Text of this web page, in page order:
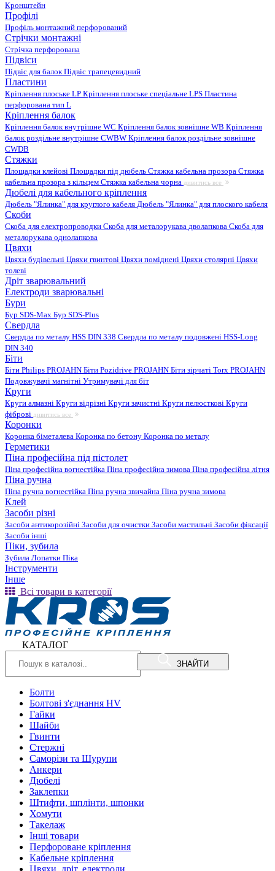
Кронштейн
Профілі
Профіль монтажний перфорований
Стрічки монтажні
Стрічка перфорована
Підвіси
Підвіс для балокПідвіс трапецевидний
Пластини
Кріплення плоське LP Кріплення плоське спеціальне LPS Пластина
перфорована тип L
Кріплення балок
Кріплення балок внутрішне WC Кріплення балок зовнішне WB Кріплення
балок роздільне внутрішне CWBW Кріплення балок роздільне зовнішне
CWDB
Стяжки
Площадки клейові Площадки під дюбель Стяжка кабельна прозора Стяжка
кабельна прозора з кільцем Стяжка кабельна чорна дивитись все
Дюбелі для кабельного кріплення
Дюбель "Ялинка" для круглого кабеля Дюбель "Ялинка" для плоского кабеля
Скоби
Скоба для електропроводки Скоба для металорукава дволапкова Скоба для
металорукава однолапкова
Цвяхи
Цвяхи будівельні Цвяхи гвинтові Цвяхи поміднені Цвяхи столярні Цвяхи
толеві
Дріт зварювальний
Електроди зварювальні
Бури
Бур SDS-Max Бур SDS-Plus
Свердла
Свердла по металу HSS DIN 338 Свердла по металу подовжені HSS-Long
DIN 340
Біти
Біти Philips PROJAHN Біти Pozidrive PROJAHN Біти зірчаті Torx PROJAHN
Подовжувачі магнітні Утримувачі для біт
Круги
Круги алмазні Круги відрізні Круги зачистні Круги пелюсткові Круги
фіброві дивитись все
Коронки
Коронка біметалева Коронка по бетону Коронка по металу
Герметики
Піна професійна під пістолет
Піна професійна вогнестійка Піна професійна зимова Піна професійна літня
Піна ручна
Піна ручна вогнестійка Піна ручна звичайна Піна ручна зимова
Клей
Засоби різні
Засоби антикорозійні Засоби для очистки Засоби мастильні Засоби фіксації
Засоби інші
Піки, зубила
Зубила Лопатки Піка
Інструменти
Інше
Всі товари в категорії
КАТАЛОГ
ЗНАЙТИ
Болти
Болтові з'єднання HV
Гайки
Шайби
Гвинти
Стержні
Саморізи та Шурупи
Анкери
Дюбелі
Заклепки
Штифти, шплінти, шпонки
Хомути
Такелаж
Інші товари
Перфороване кріплення
Кабельне кріплення
Цвяхи, дріт, електроди